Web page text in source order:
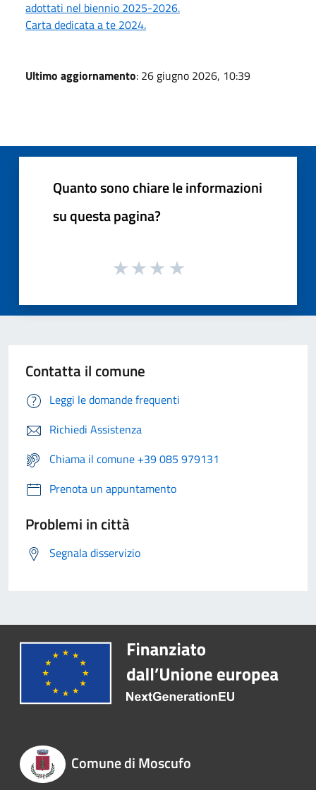
adottati nel biennio 2025-2026.
Carta dedicata a te 2024.
Ultimo aggiornamento: 26 giugno 2026, 10:39
Quanto sono chiare le informazioni
su questa pagina?
Contatta il comune
Leggi le domande frequenti
Richiedi Assistenza
Chiama il comune +39 085 979131
Prenota un appuntamento
Problemi in città
Segnala disservizio
Comune di Moscufo